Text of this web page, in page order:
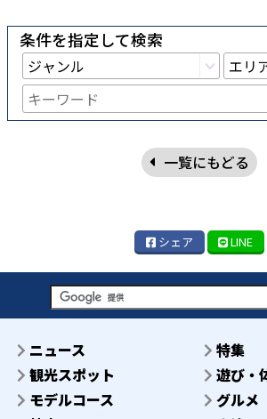
条件を指定して検索
一覧にもどる
シェア LINE
ニュース
特集
観光スポット
遊び・
モデルコース
グルメ